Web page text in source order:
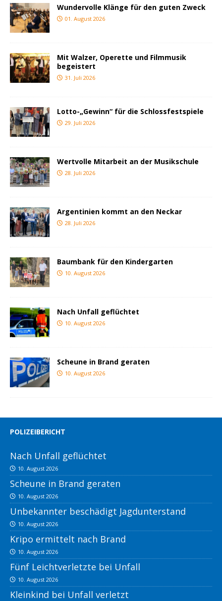
Wundervolle Klänge für den guten Zweck
01. August 2026
Mit Walzer, Operette und Filmmusik
begeistert
31. Juli 2026
Lotto-„Gewinn“ für die Schlossfestspiele
29. Juli 2026
Wertvolle Mitarbeit an der Musikschule
28. Juli 2026
Argentinien kommt an den Neckar
28. Juli 2026
Baumbank für den Kindergarten
10. August 2026
Nach Unfall geflüchtet
10. August 2026
Scheune in Brand geraten
10. August 2026
POLIZEIBERICHT
Nach Unfall geflüchtet
10. August 2026
Scheune in Brand geraten
10. August 2026
Unbekannter beschädigt Jagdunterstand
10. August 2026
Kripo ermittelt nach Brand
10. August 2026
Fünf Leichtverletzte bei Unfall
10. August 2026
Kleinkind bei Unfall verletzt